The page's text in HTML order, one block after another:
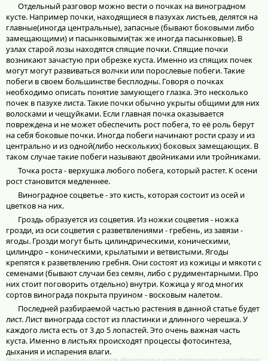
Отдельный разговор можно вести о почках на виноградном
кусте. Например почки, находящиеся в пазухах листьев, делятся на
главные(иногда центральные), запасные (бывают боковыми либо
замещающими) и пасынковыми(так же иногда пасынковые). В
узлах старой лозы находятся спящие почки. Спящие почки
возникают зачастую при обрезке куста. Именно из спящих почек
могут могут развиваться волчки или порослевые побеги. Такие
побеги в своем большинстве бесплодны. Говоря о почках
необходимо описать понятие замующего глазка. Это несколько
почек в пазухе листа. Такие почки обычно укрыты общими для них
волосками и чещуйками. Если главная почка оказывается
повреждена и не может обеспечить рост побега, то её роль берут
на себя боковые почки. Иногда побеги начинают рости сразу и из
центрально и из одной(либо нескольких) боковых замещающих. В
таком случае такие побеги называют двойниками или тройниками.
Точка роста - верхушка любого побега, который растет. К осени
рост становится медленнее.
Виноградное соцветье - это кисть, которая состоит из осей и
цветков на них.
Гроздь образуется из соцветия. Из ножки соцветия - ножка
грозди, из оси соцветия с разветвлениями - гребень, из завязи -
ягоды. Грозди могут быть цилиндрическими, коническими,
цилиндро – коническими, крылатыми и ветвистыми. Ягоды
крепятся к разветвлению гребня. Они состоят из кожицы и мякоти с
семенами (бывают случаи без семян, либо с рудиментарными. Про
них стоит поговорить отдельно) внутри. Кожица у ягод многих
сортов винограда покрыта пруином - восковым налетом.
Последней разбираемой частью растения в данной статье будет
лист. Лист винограда состот из пластинки и длинного черешка. У
каждого листа есть от 3 до 5 лопастей. Это очень важная часть
куста. Именно в листьях происходят процессы фотосинтеза,
дыхания и испарения влаги.